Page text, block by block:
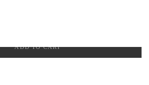
ADD TO CART